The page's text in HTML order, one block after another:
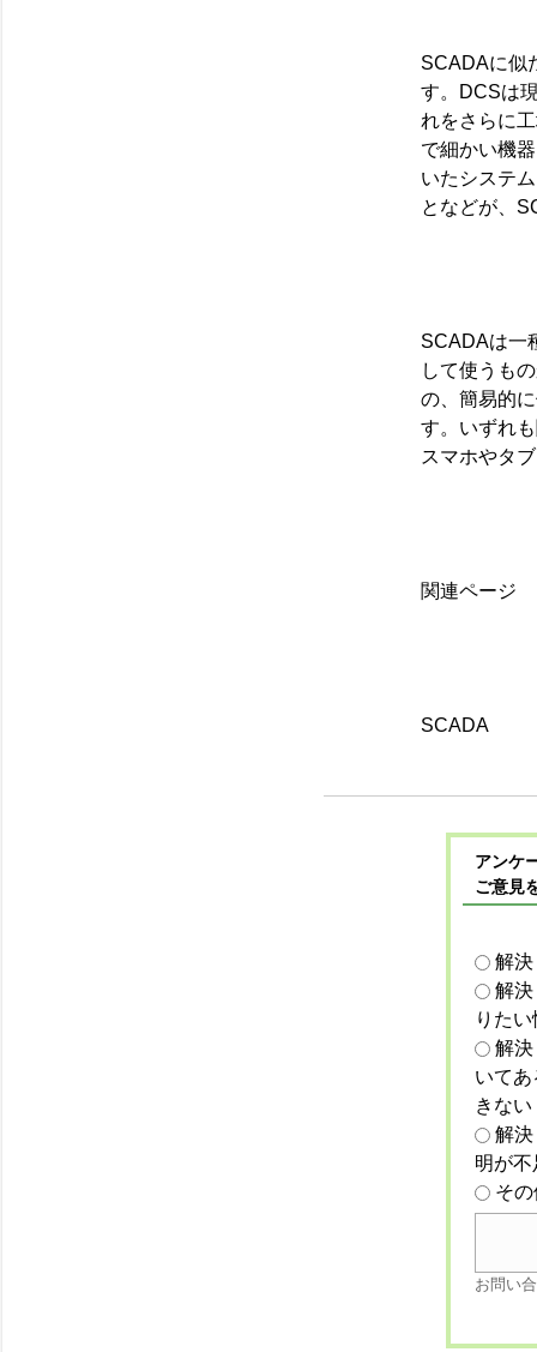
SCADAに似
す。DCSは
れをさらに
で細かい機
いたシステ
となどが、
SCADAは一
して使うも
の、簡易的
す。いずれ
スマホやタ
関連ページ
SCADA
アンケ
ご意見
解
解
りた
解
いて
きない
解
明が
そ
お問い